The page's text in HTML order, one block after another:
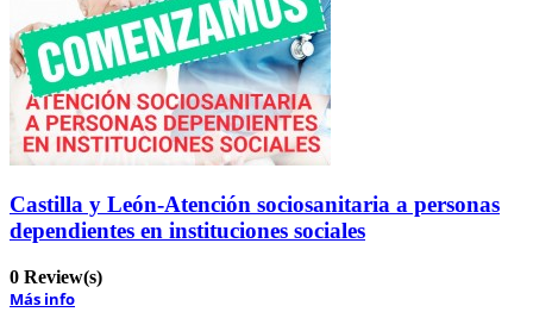
Castilla y León-Atención sociosanitaria a personas
dependientes en instituciones sociales
0 Review(s)
Más info